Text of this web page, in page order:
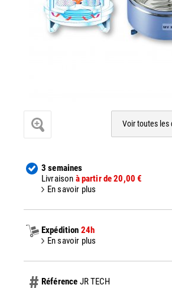
Voir toutes les
3 semaines
Livraison à partir de 20,00 €
En savoir plus
Expédition 24h
En savoir plus
Référence JR TECH